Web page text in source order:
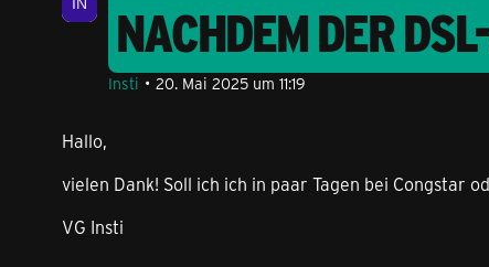
NACHDEM DER
Insti 20. Mai 2025 um 11:19
Hallo,
vielen Dank! Soll ich ich in paar Tagen bei Congstar
VG Insti